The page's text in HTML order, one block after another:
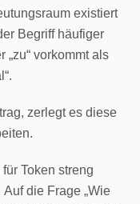
existiert
Begriff häufiger
„zu“ vorkommt als
zerlegt es diese
Token streng
die Frage „Wie